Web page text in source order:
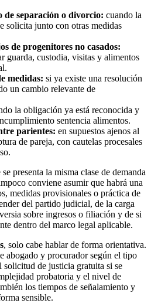
de separación o divorcio: cuando la
solicita junto con otras medidas
de progenitores no casados:
guarda, custodia, visitas y alimentos
medidas: si ya existe una resolución
un cambio relevante de
la obligación ya está reconocida y
sentencia alimentos.
parientes: en supuestos ajenos al
de pareja, con cautelas procesales
presenta la misma clase de demanda
conviene asumir que habrá una
medidas provisionales o práctica de
del partido judicial, de la carga
sobre ingresos o filiación y de si
dentro del marco legal aplicable.
, solo cabe hablar de forma orientativa.
abogado y procurador según el tipo
de justicia gratuita si se
probatoria y el nivel de
los tiempos de señalamiento y
sensible.